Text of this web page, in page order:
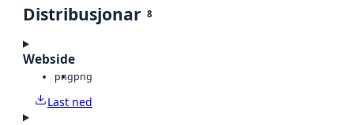
Distribusjonar 8
Webside
pngpng
Last ned